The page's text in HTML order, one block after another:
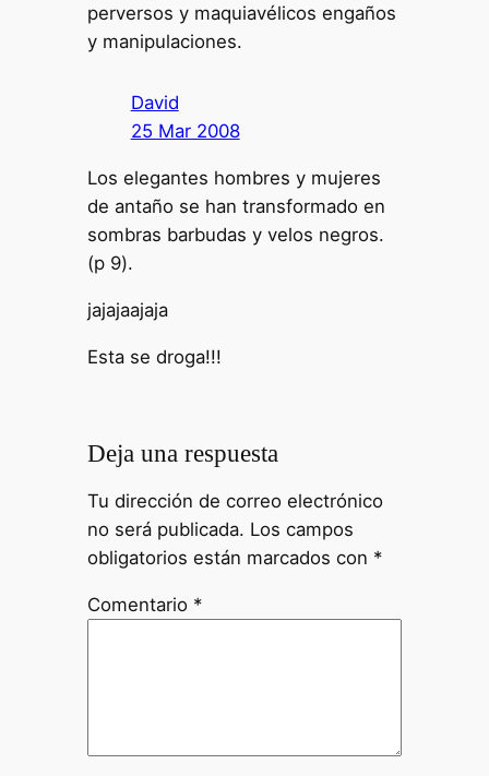
perversos y maquiavélicos engaños
y manipulaciones.
David
25 Mar 2008
Los elegantes hombres y mujeres
de antaño se han transformado en
sombras barbudas y velos negros.
(p 9).
jajajaajaja
Esta se droga!!!
Deja una respuesta
Tu dirección de correo electrónico
no será publicada. Los campos
obligatorios están marcados con *
Comentario *